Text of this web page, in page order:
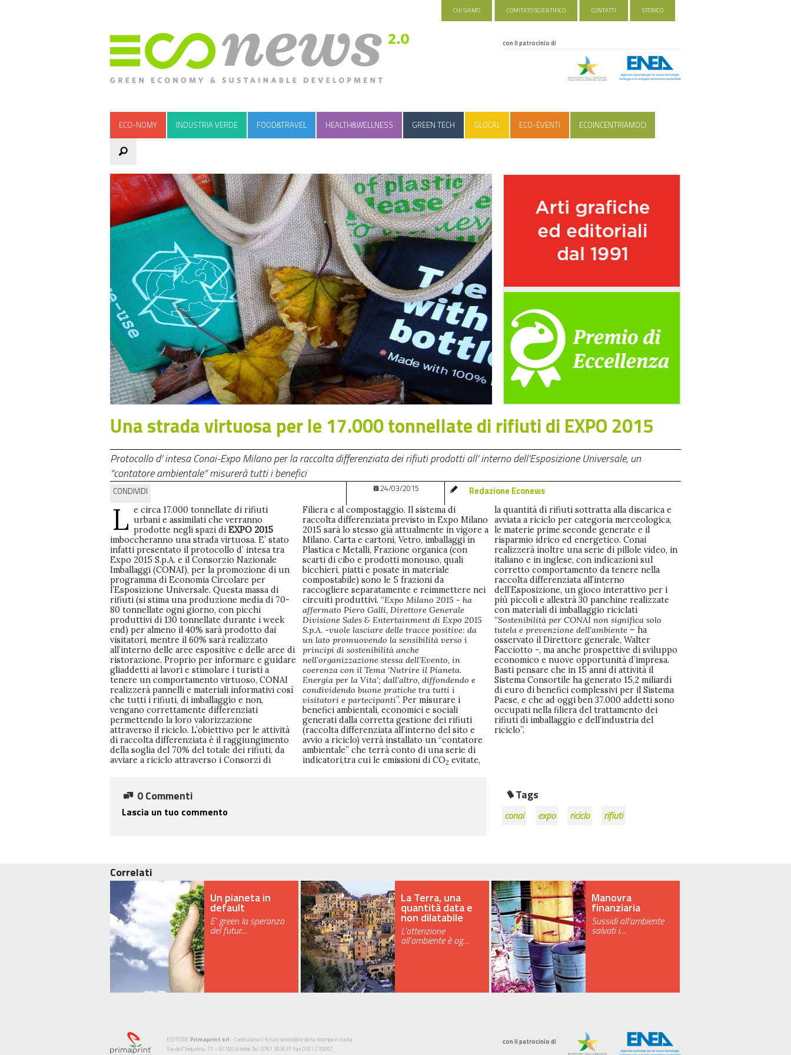
CHI SIAMO COMITATO SCIENTIFICO CONTATTI STORICO
con il patrocinio di
ECO-NOMY INDUSTRIA VERDE FOOD&TRAVEL HEALTH&WELLNESS GREEN TECH GLOCAL ECO-EVENTI ECOINCENTRIAMOCI
Una strada virtuosa per le 17.000 tonnellate di rifiuti di EXPO 2015
Protocollo d’ intesa Conai-Expo Milano per la raccolta differenziata dei rifiuti prodotti all’ interno dell’Esposizione Universale, un
“contatore ambientale” misurerà tutti i benefici
CONDIVIDI 24/03/2015 Redazione Econews
L e circa 17.000 tonnellate di rifiuti
urbani e assimilati che verranno
prodotte negli spazi di EXPO 2015
imboccheranno una strada virtuosa. E’ stato
infatti presentato il protocollo d’ intesa tra
Expo 2015 S.p.A. e il Consorzio Nazionale
Imballaggi (CONAI), per la promozione di un
programma di Economia Circolare per
l’Esposizione Universale. Questa massa di
rifiuti (si stima una produzione media di 70-
80 tonnellate ogni giorno, con picchi
produttivi di 130 tonnellate durante i week
end) per almeno il 40% sarà prodotto dai
visitatori, mentre il 60% sarà realizzato
all’interno delle aree espositive e delle aree di
ristorazione. Proprio per informare e guidare
gliaddetti ai lavori e stimolare i turisti a
tenere un comportamento virtuoso, CONAI
realizzerà pannelli e materiali informativi così
che tutti i rifiuti, di imballaggio e non,
vengano correttamente differenziati
permettendo la loro valorizzazione
attraverso il riciclo. L’obiettivo per le attività
di raccolta differenziata è il raggiungimento
della soglia del 70% del totale dei rifiuti, da
avviare a riciclo attraverso i Consorzi di
Filiera e al compostaggio. Il sistema di
raccolta differenziata previsto in Expo Milano
2015 sarà lo stesso già attualmente in vigore a
Milano. Carta e cartoni, Vetro, imballaggi in
Plastica e Metalli, Frazione organica (con
scarti di cibo e prodotti monouso, quali
bicchieri, piatti e posate in materiale
compostabile) sono le 5 frazioni da
raccogliere separatamente e reimmettere nei
circuiti produttivi. “Expo Milano 2015 - ha
affermato Piero Galli, Direttore Generale
Divisione Sales & Entertainment di Expo 2015
S.p.A. -vuole lasciare delle tracce positive: da
un lato promuovendo la sensibilità verso i
principi di sostenibilità anche
nell’organizzazione stessa dell’Evento, in
coerenza con il Tema ‘Nutrire il Pianeta.
Energia per la Vita’; dall’altro, diffondendo e
condividendo buone pratiche tra tutti i
visitatori e partecipanti”. Per misurare i
benefici ambientali, economici e sociali
generati dalla corretta gestione dei rifiuti
(raccolta differenziata all’interno del sito e
avvio a riciclo) verrà installato un “contatore
ambientale” che terrà conto di una serie di
indicatori,tra cui le emissioni di CO2 evitate,
la quantità di rifiuti sottratta alla discarica e
avviata a riciclo per categoria merceologica,
le materie prime seconde generate e il
risparmio idrico ed energetico. Conai
realizzerà inoltre una serie di pillole video, in
italiano e in inglese, con indicazioni sul
corretto comportamento da tenere nella
raccolta differenziata all’interno
dell’Esposizione, un gioco interattivo per i
più piccoli e allestrà 30 panchine realizzate
con materiali di imballaggio riciclati
“Sostenibilità per CONAI non significa solo
tutela e prevenzione dell’ambiente – ha
osservato il Direttore generale, Walter
Facciotto -, ma anche prospettive di sviluppo
economico e nuove opportunità d’impresa.
Basti pensare che in 15 anni di attività il
Sistema Consortile ha generato 15,2 miliardi
di euro di benefici complessivi per il Sistema
Paese, e che ad oggi ben 37.000 addetti sono
occupati nella filiera del trattamento dei
rifiuti di imballaggio e dell’industria del
riciclo”.
0 Commenti
Lascia un tuo commento
Tags
conai expo riciclo rifiuti
Correlati
Un pianeta in
default
E' green la speranza
del futur…
La Terra, una
quantità data e
non dilatabile
L'attenzione
all'ambiente è og…
Manovra
finanziaria
Sussidi all’ambiente
salvati i…
EDITORE Primaprint srl - Costruiamo il futuro sostenibile della stampa in Italia
Via dell’Industria, 71 – 01100 Viterbo Tel. 0761 353637 Fax 0761 270097
con il patrocinio di